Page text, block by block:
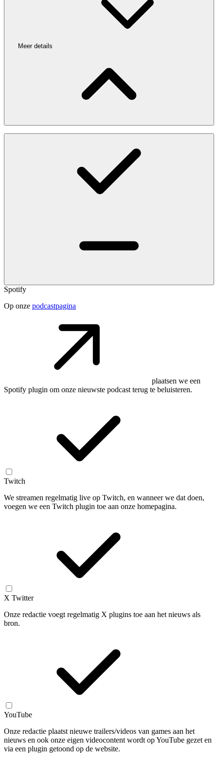
Meer details
Spotify
Op onze podcastpagina
plaatsen we een
Spotify plugin om onze nieuwste podcast terug te beluisteren.
Twitch
We streamen regelmatig live op Twitch, en wanneer we dat doen,
voegen we een Twitch plugin toe aan onze homepagina.
X Twitter
Onze redactie voegt regelmatig X plugins toe aan het nieuws als
bron.
YouTube
Onze redactie plaatst nieuwe trailers/videos van games aan het
nieuws en ook onze eigen videocontent wordt op YouTube gezet en
via een plugin getoond op de website.